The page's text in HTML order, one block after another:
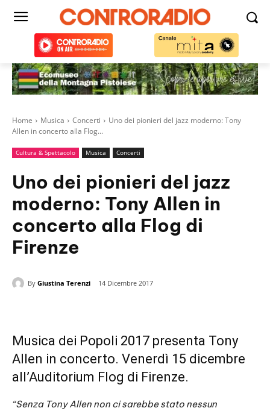
Home Musica Concerti
Uno dei pionieri del jazz moderno: Tony
Allen in concerto alla Flog...
Cultura & Spettacolo Musica Concerti
Uno dei pionieri del jazz
moderno: Tony Allen in
concerto alla Flog di
Firenze
By Giustina Terenzi 14 Dicembre 2017
Musica dei Popoli 2017 presenta Tony
Allen in concerto. Venerdì 15 dicembre
all’Auditorium Flog di Firenze.
“Senza Tony Allen non ci sarebbe stato nessun